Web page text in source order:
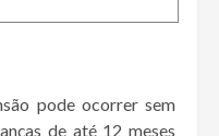
pode ocorrer sem
de até 12 meses